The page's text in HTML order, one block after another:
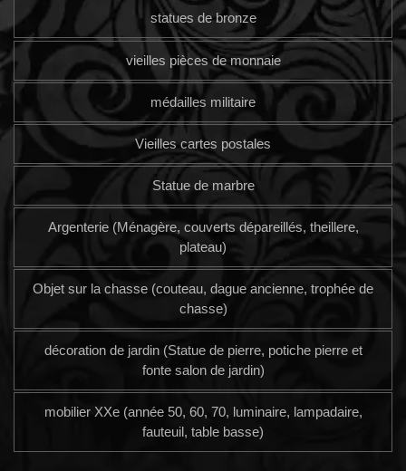
statues de bronze
vieilles pièces de monnaie
médailles militaire
Vieilles cartes postales
Statue de marbre
Argenterie (Ménagère, couverts dépareillés, theillere,
plateau)
Objet sur la chasse (couteau, dague ancienne, trophée de
chasse)
décoration de jardin (Statue de pierre, potiche pierre et
fonte salon de jardin)
mobilier XXe (année 50, 60, 70, luminaire, lampadaire,
fauteuil, table basse)